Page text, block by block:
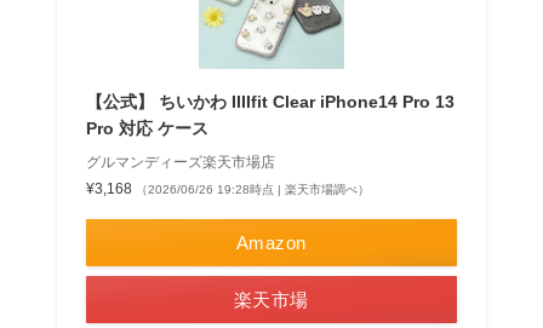
【公式】 ちいかわ IIIIfit Clear iPhone14 Pro 13
Pro 対応 ケース
グルマンディーズ楽天市場店
¥3,168
（2026/06/26 19:28時点 | 楽天市場調べ）
Amazon
楽天市場